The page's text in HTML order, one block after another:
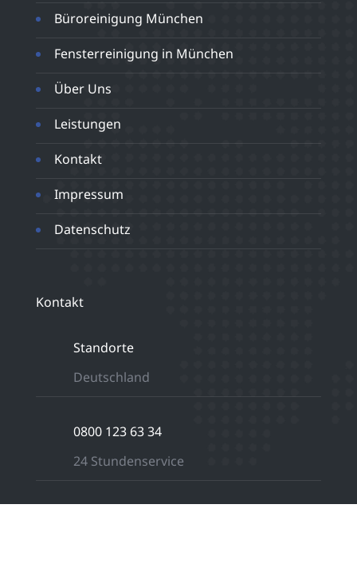
Büroreinigung München
Fensterreinigung in München
Über Uns
Leistungen
Kontakt
Impressum
Datenschutz
Kontakt
Standorte
Deutschland
0800 123 63 34
24 Stundenservice